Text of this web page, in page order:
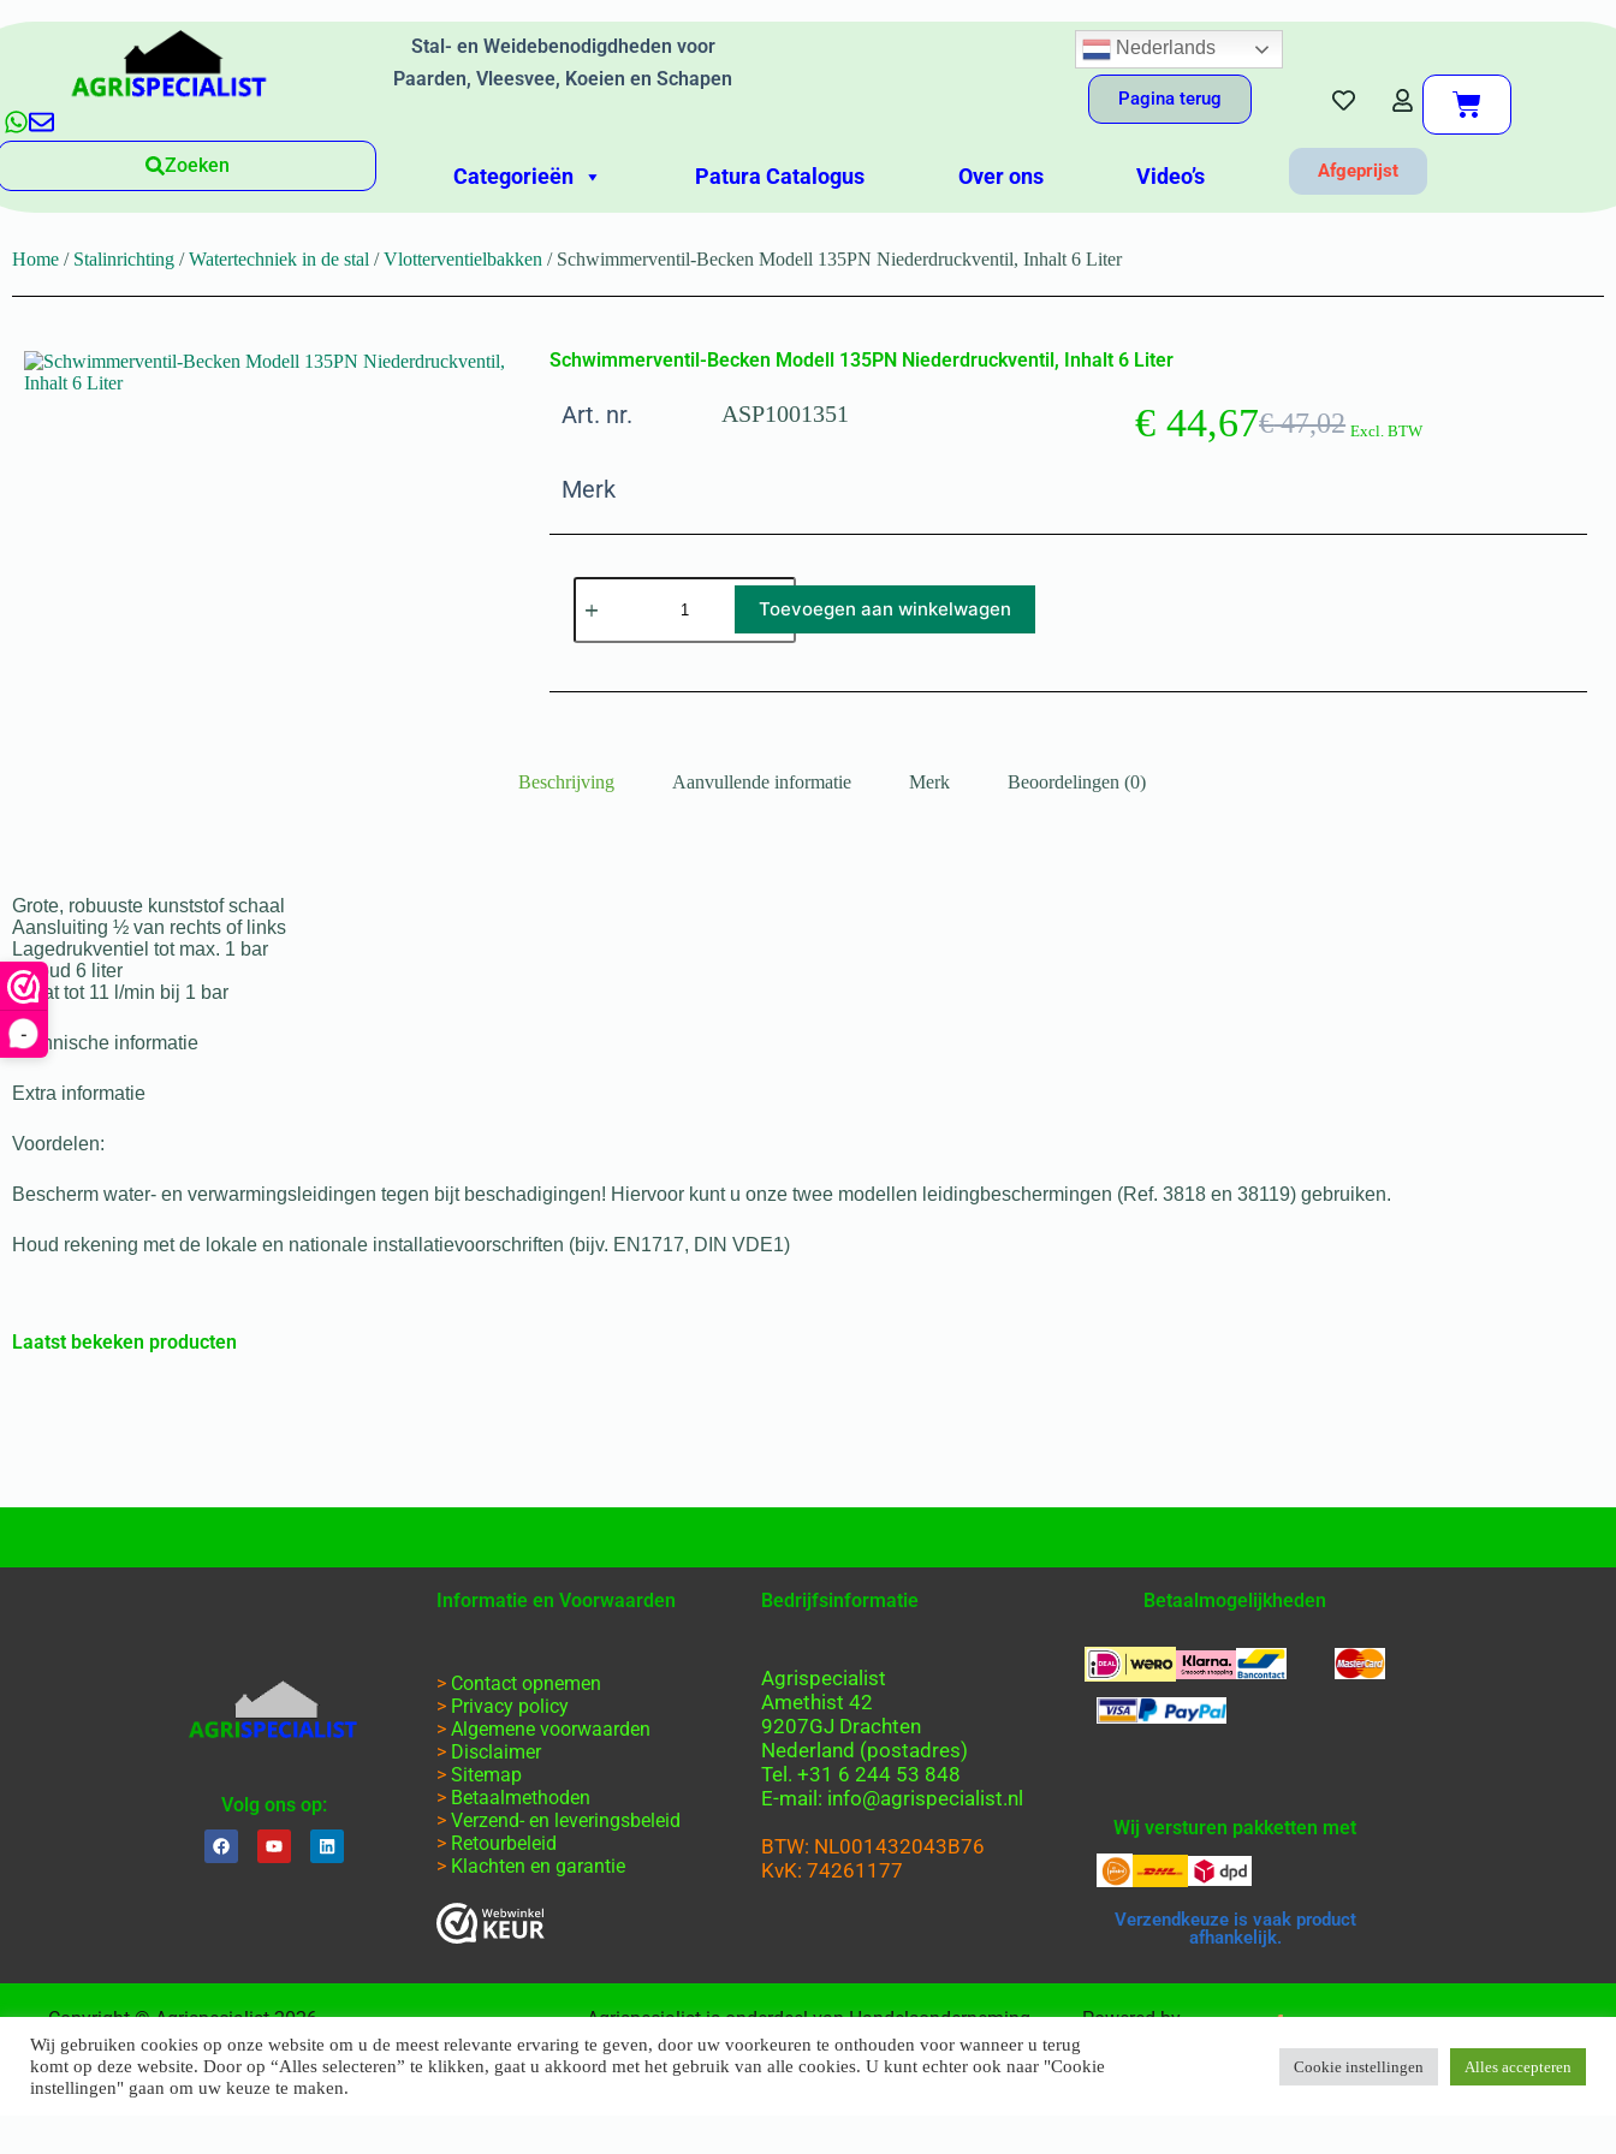
-
Stal- en Weidebenodigdheden voor
Paarden, Vleesvee, Koeien en Schapen
Nederlands
Pagina terug
Zoeken Categorieën Patura Catalogus Over ons Video’s Afgeprijst
Home / Stalinrichting /Watertechniek in de stal /Vlotterventielbakken / Schwimmerventil-Becken Modell 135PN Niederdruckventil, Inhalt 6 Liter
Schwimmerventil-Becken Modell 135PN Niederdruckventil, Inhalt 6 Liter
Art. nr. ASP1001351 €47,02
€ 44,67 Excl. BTW
Merk
Toevoegen aan winkelwagen
Beschrijving Aanvullende informatie Merk Beoordelingen (0)
Grote, robuuste kunststof schaal
Aansluiting ½ van rechts of links
Lagedrukventiel tot max. 1 bar
Inhoud 6 liter
Inlaat tot 11 l/min bij 1 bar
Technische informatie
Extra informatie
Voordelen:
Bescherm water- en verwarmingsleidingen tegen bijt beschadigingen! Hiervoor kunt u onze twee modellen leidingbeschermingen (Ref. 3818 en 38119) gebruiken.
Houd rekening met de lokale en nationale installatievoorschriften (bijv. EN1717, DIN VDE1)
Laatst bekeken producten
Volg ons op:
Informatie en Voorwaarden
> Contact opnemen
> Privacy policy
>Algemene voorwaarden
> Disclaimer
>Sitemap
> Betaalmethoden
>Verzend- en leveringsbeleid
> Retourbeleid
> Klachten en garantie
Bedrijfsinformatie
Agrispecialist
Amethist 42
9207GJ Drachten
Nederland (postadres)
Tel. +31 6 244 53 848
E-mail: info@agrispecialist.nl
BTW: NL001432043B76
KvK: 74261177
Betaalmogelijkheden
Wij versturen pakketten met
Verzendkeuze is vaak product
afhankelijk.
Copyright © Agrispecialist 2026
Agrispecialist is onderdeel van Handelsonderneming
Friesland
Powered by
Wij gebruiken cookies op onze website om u de meest relevante ervaring te geven, door uw voorkeuren te onthouden voor wanneer u terug
komt op deze website. Door op “Alles selecteren” te klikken, gaat u akkoord met het gebruik van alle cookies. U kunt echter ook naar "Cookie
instellingen" gaan om uw keuze te maken.
Cookie instellingen Alles accepteren